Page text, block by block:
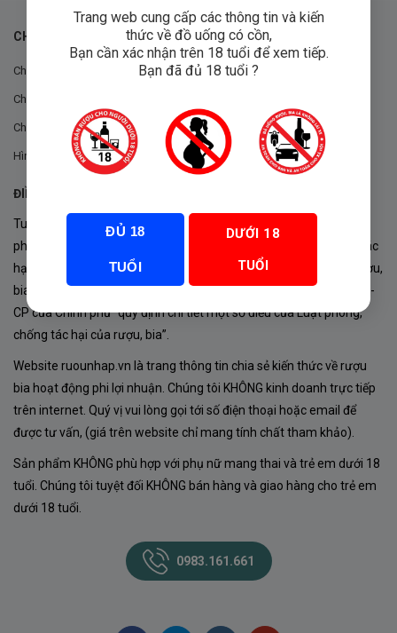
CHÍNH SÁCH
Chính sách chung
Chính sách đổi trả
Chính sách mua hàng
Hình thức thanh toán
ĐIỀU KHOẢN VÀ CHÍNH SÁCH
Tuân thủ Nghị định 105/2017/NĐ-CP ngày 14/9/2017 của Chính
phủ về sản xuất, kinh doanh rượu. Tuân thủ Luật “phòng chống tác
hại của rượu, bia” số 44/2019/QH14-Điều 16 về “điều kiện bán rượu,
bia theo hình thức thương mại điện tử”; Nghị định số 24/2020/NĐ-
CP của Chính phủ “quy định chi tiết một số điều của Luật phòng,
chống tác hại của rượu, bia”.
Website ruounhap.vn là trang thông tin chia sẻ kiến thức về rượu
bia hoạt động phi lợi nhuận. Chúng tôi KHÔNG kinh doanh trực tiếp
trên internet. Quý vị vui lòng gọi tới số điện thoại hoặc email để
được tư vấn, (giá trên website chỉ mang tính chất tham khảo).
Sản phẩm KHÔNG phù hợp với phụ nữ mang thai và trẻ em dưới 18
tuổi. Chúng tôi tuyệt đối KHÔNG bán hàng và giao hàng cho trẻ em
dưới 18 tuổi.
0983.161.661
Trang web cung cấp các thông tin và kiến
thức về đồ uống có cồn,
Bạn cần xác nhận trên 18 tuổi để xem tiếp.
Bạn đã đủ 18 tuổi ?
ĐỦ 18
TUỔI
DƯỚI 18
TUỔI